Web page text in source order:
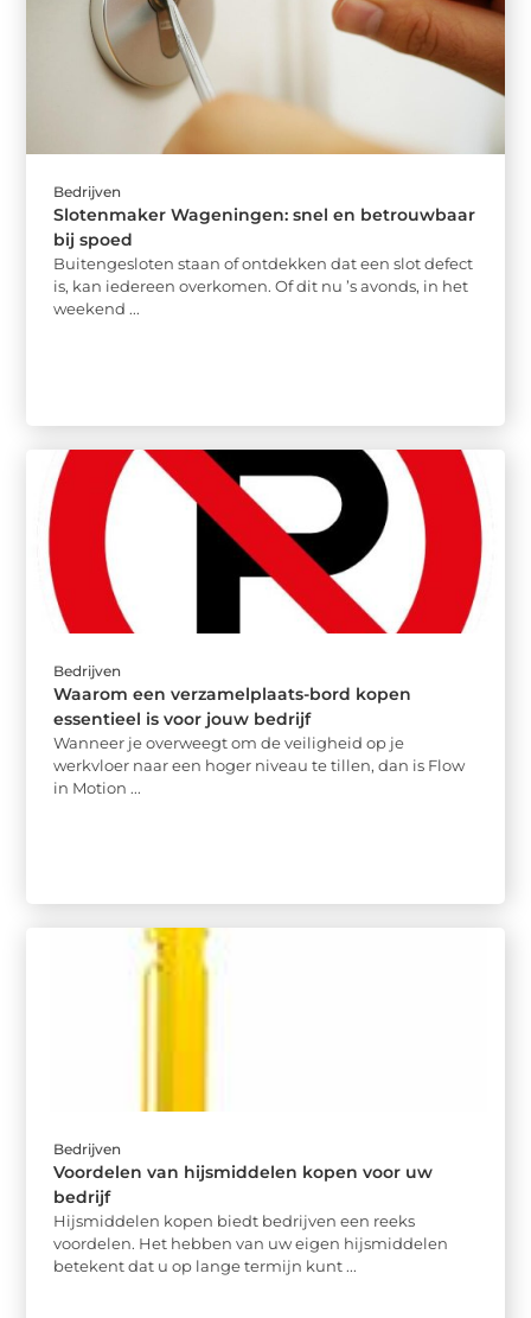
Bedrijven
Slotenmaker Wageningen: snel en betrouwbaar
bij spoed
Buitengesloten staan of ontdekken dat een slot defect
is, kan iedereen overkomen. Of dit nu ’s avonds, in het
weekend ...
Bedrijven
Waarom een verzamelplaats-bord kopen
essentieel is voor jouw bedrijf
Wanneer je overweegt om de veiligheid op je
werkvloer naar een hoger niveau te tillen, dan is Flow
in Motion ...
Bedrijven
Voordelen van hijsmiddelen kopen voor uw
bedrijf
Hijsmiddelen kopen biedt bedrijven een reeks
voordelen. Het hebben van uw eigen hijsmiddelen
betekent dat u op lange termijn kunt ...